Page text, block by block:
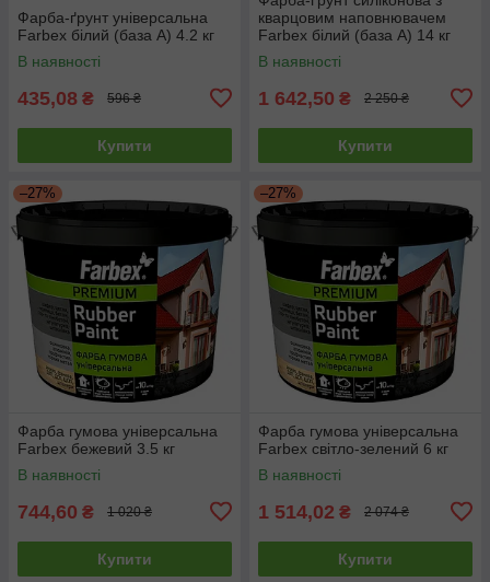
Фарба-ґрунт універсальна
Farbex білий (база А) 4.2 кг
В наявності
435,08 ₴ 596 ₴
Купити
кварцовим наповнювачем
Farbex білий (база А) 14 кг
В наявності
1 642,50 ₴ 2 250 ₴
Купити
–27%
Фарба гумова універсальна
Farbex бежевий 3.5 кг
В наявності
744,60 ₴ 1 020 ₴
Купити
–27%
Фарба гумова універсальна
Farbex світло-зелений 6 кг
В наявності
1 514,02 ₴ 2 074 ₴
Купити